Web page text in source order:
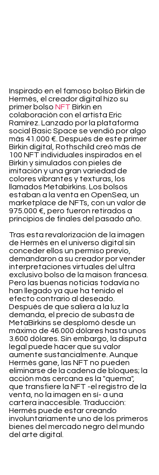
Inspirado en el famoso bolso Birkin de
Hermès, el creador digital hizo su
primer bolso NFT Birkin en
colaboración con el artista Eric
Ramírez. Lanzado por la plataforma
social Basic Space se vendió por algo
más 41.000 €. Después de este primer
Birkin digital, Rothschild creó más de
100 NFT individuales inspirados en el
Birkin y simulados con pieles de
imitación y una gran variedad de
colores vibrantes y texturas, los
llamados Metabirkins. Los bolsos
estaban a la venta en OpenSea, un
marketplace de NFTs, con un valor de
975.000 €, pero fueron retirados a
principios de finales del pasado año.
Tras esta revalorización de la imagen
de Hermès en el universo digital sin
conceder ellos un permiso previo,
demandaron a su creador por vender
interpretaciones virtuales del ultra
exclusivo bolso de la maison francesa.
Pero las buenas noticias todavía no
han llegado ya que ha tenido el
efecto contrario al deseado.
Después de que saliera a la luz la
demanda, el precio de subasta de
MetaBirkins se desplomó desde un
máximo de 46.000 dólares hasta unos
3.600 dólares. Sin embargo, la disputa
legal puede hacer que su valor
aumente sustancialmente. Aunque
Hermès gane, las NFT no pueden
eliminarse de la cadena de bloques; la
acción más cercana es la "quema",
que transfiere la NFT -el registro de la
venta, no la imagen en sí- a una
cartera inaccesible. Traducción:
Hermés puede estar creando
involuntariamente uno de los primeros
bienes del mercado negro del mundo
del arte digital.